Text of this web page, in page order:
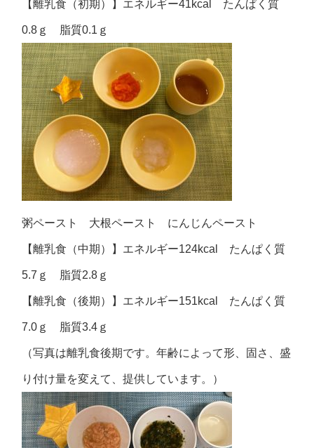
【離乳食（初期）】エネルギー41kcal たんぱく質
0.8ｇ 脂質0.1ｇ
粥ペースト 大根ペースト にんじんペースト
【離乳食（中期）】エネルギー124kcal たんぱく質
5.7ｇ 脂質2.8ｇ
【離乳食（後期）】エネルギー151kcal たんぱく質
7.0ｇ 脂質3.4ｇ
（写真は離乳食後期です。年齢によって形、固さ、盛
り付け量を変えて、提供しています。）